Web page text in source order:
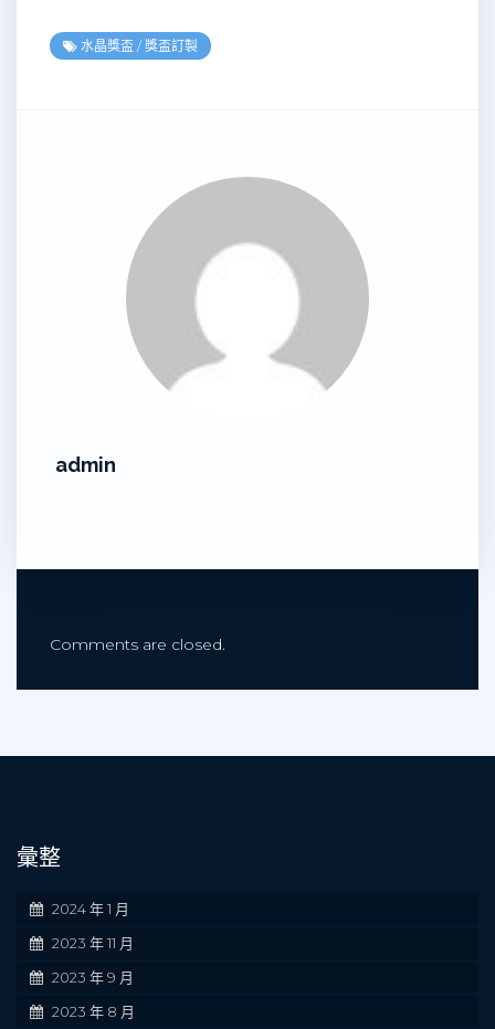
水晶獎盃 / 獎盃訂製
admin
Comments are closed.
彙整
2024 年 1 月
2023 年 11 月
2023 年 9 月
2023 年 8 月